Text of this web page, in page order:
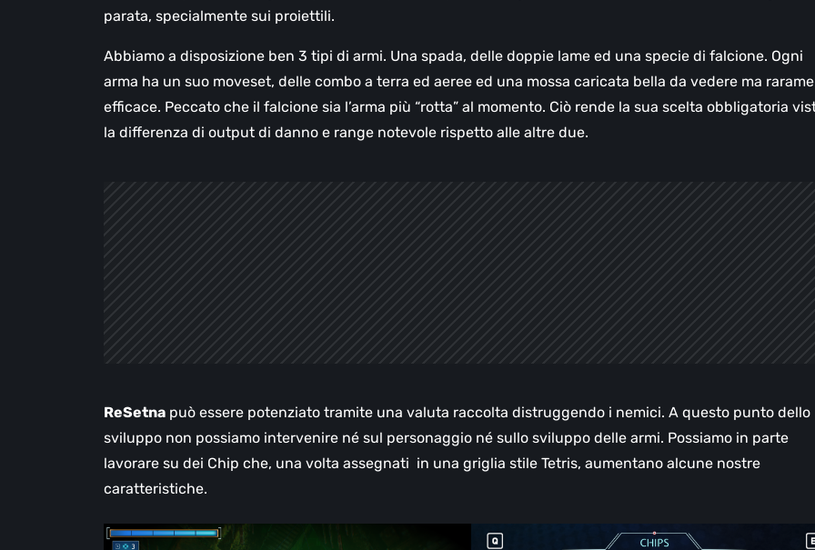
parata, specialmente sui proiettili.
Abbiamo a disposizione ben 3 tipi di armi. Una spada, delle doppie lame ed una specie di falcione. Ogni
arma ha un suo moveset, delle combo a terra ed aeree ed una mossa caricata bella da vedere ma
efficace. Peccato che il falcione sia l’arma più “rotta” al momento. Ciò rende la sua scelta obbligatoria
la differenza di output di danno e range notevole rispetto alle altre due.
ReSetna può essere potenziato tramite una valuta raccolta distruggendo i nemici. A questo punto dello
sviluppo non possiamo intervenire né sul personaggio né sullo sviluppo delle armi. Possiamo in parte
lavorare su dei Chip che, una volta assegnati in una griglia stile Tetris, aumentano alcune nostre
caratteristiche.